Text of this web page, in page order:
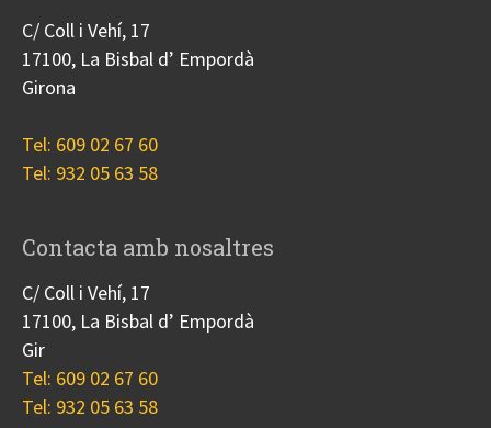
C/ Coll i Vehí, 17
17100, La Bisbal d’ Empordà
Girona
Tel: 609 02 67 60
Tel: 932 05 63 58
Contacta amb nosaltres
C/ Coll i Vehí, 17
17100, La Bisbal d’ Empordà
Gir
Tel: 609 02 67 60
Tel: 932 05 63 58